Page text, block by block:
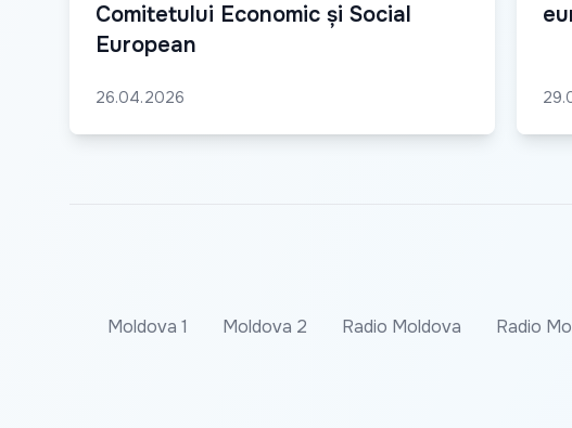
Comitetului Economic și Social
European
26.04.2026
Moldova 1 Moldova 2 Radio Moldova Radio